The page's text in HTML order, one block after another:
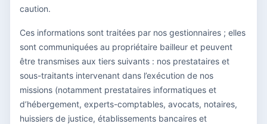
caution.
Ces informations sont traitées par nos gestionnaires ; elles
sont communiquées au propriétaire bailleur et peuvent
être transmises aux tiers suivants : nos prestataires et
sous-traitants intervenant dans l’exécution de nos
missions (notamment prestataires informatiques et
d’hébergement, experts-comptables, avocats, notaires,
huissiers de justice, établissements bancaires et